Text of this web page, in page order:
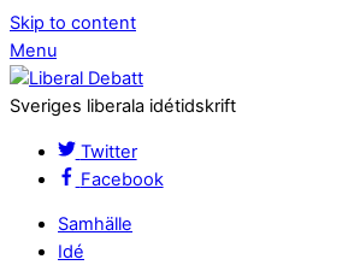
Skip to content
Menu
Sveriges liberala idétidskrift
Twitter
Facebook
Samhälle
Idé